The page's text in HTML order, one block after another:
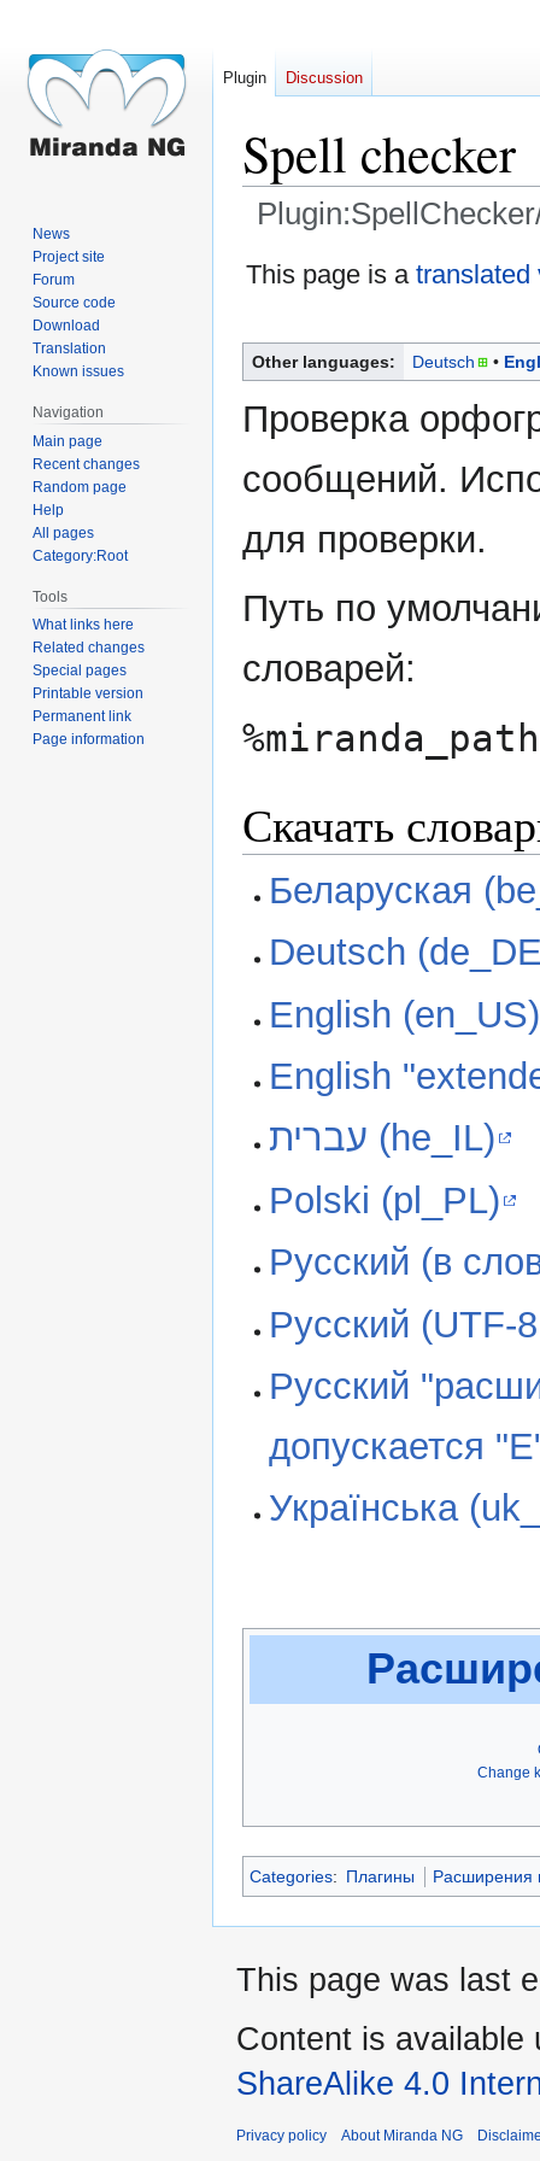
Spell checker
Jump
Jump
This page is a translated
Other languages: Deutsch
Проверка
сообщений.
для проверки.
Путь по
словарей:
Скачать
Беларуская
Deutsch
English (en_US)
English
עברית (he_IL)
Polski (pl_PL)
Русский (в
Русский (UTF-
Русский
допускается
Українська
Change
Categories: Плагины Расширения
Plugin Discussion
News
Project site
Forum
Source code
Download
Translation
Known issues
Navigation
Main page
Recent changes
Random page
Help
All pages
Category:Root
Tools
What links here
Related changes
Special pages
Printable version
Permanent link
Page information
This page was last
Content is available
ShareAlike 4.0
Privacy policy About Miranda NG